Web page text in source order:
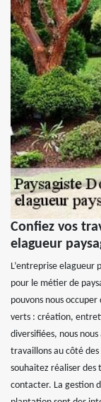
Confiez vos
elagueur
L’entreprise elagueur
pour le métier de
pouvons nous
verts : création,
diversifiées, nous
travaillons au côté
souhaitez réaliser des
contacter. La gestion